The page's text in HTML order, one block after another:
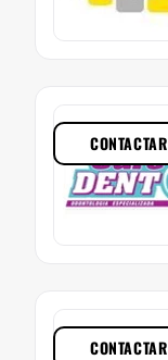
CONTACTAR
CONTACTAR